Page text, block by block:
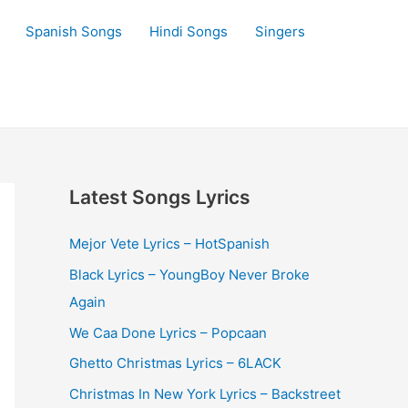
Spanish Songs Hindi Songs Singers
Latest Songs Lyrics
Mejor Vete Lyrics – HotSpanish
Black Lyrics – YoungBoy Never Broke
Again
We Caa Done Lyrics – Popcaan
Ghetto Christmas Lyrics – 6LACK
Christmas In New York Lyrics – Backstreet